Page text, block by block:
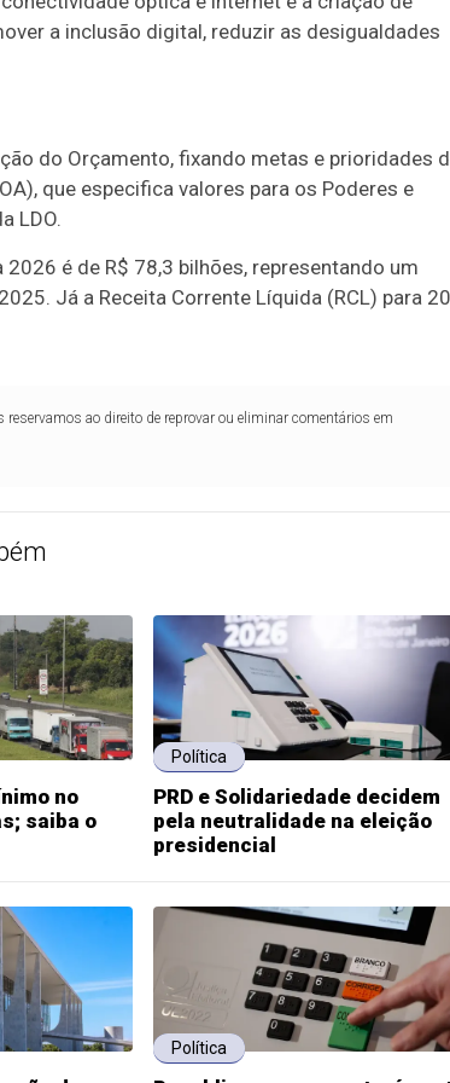
a inclusão digital, reduzir as desigualdades
do Orçamento, fixando metas e prioridades
que especifica valores para os Poderes e
LDO.
é de R$ 78,3 bilhões, representando um
Já a Receita Corrente Líquida (RCL) para
ao direito de reprovar ou eliminar comentários em
no
saiba o
Política
PRD e Solidariedade decidem
pela neutralidade na eleição
presidencial
Política